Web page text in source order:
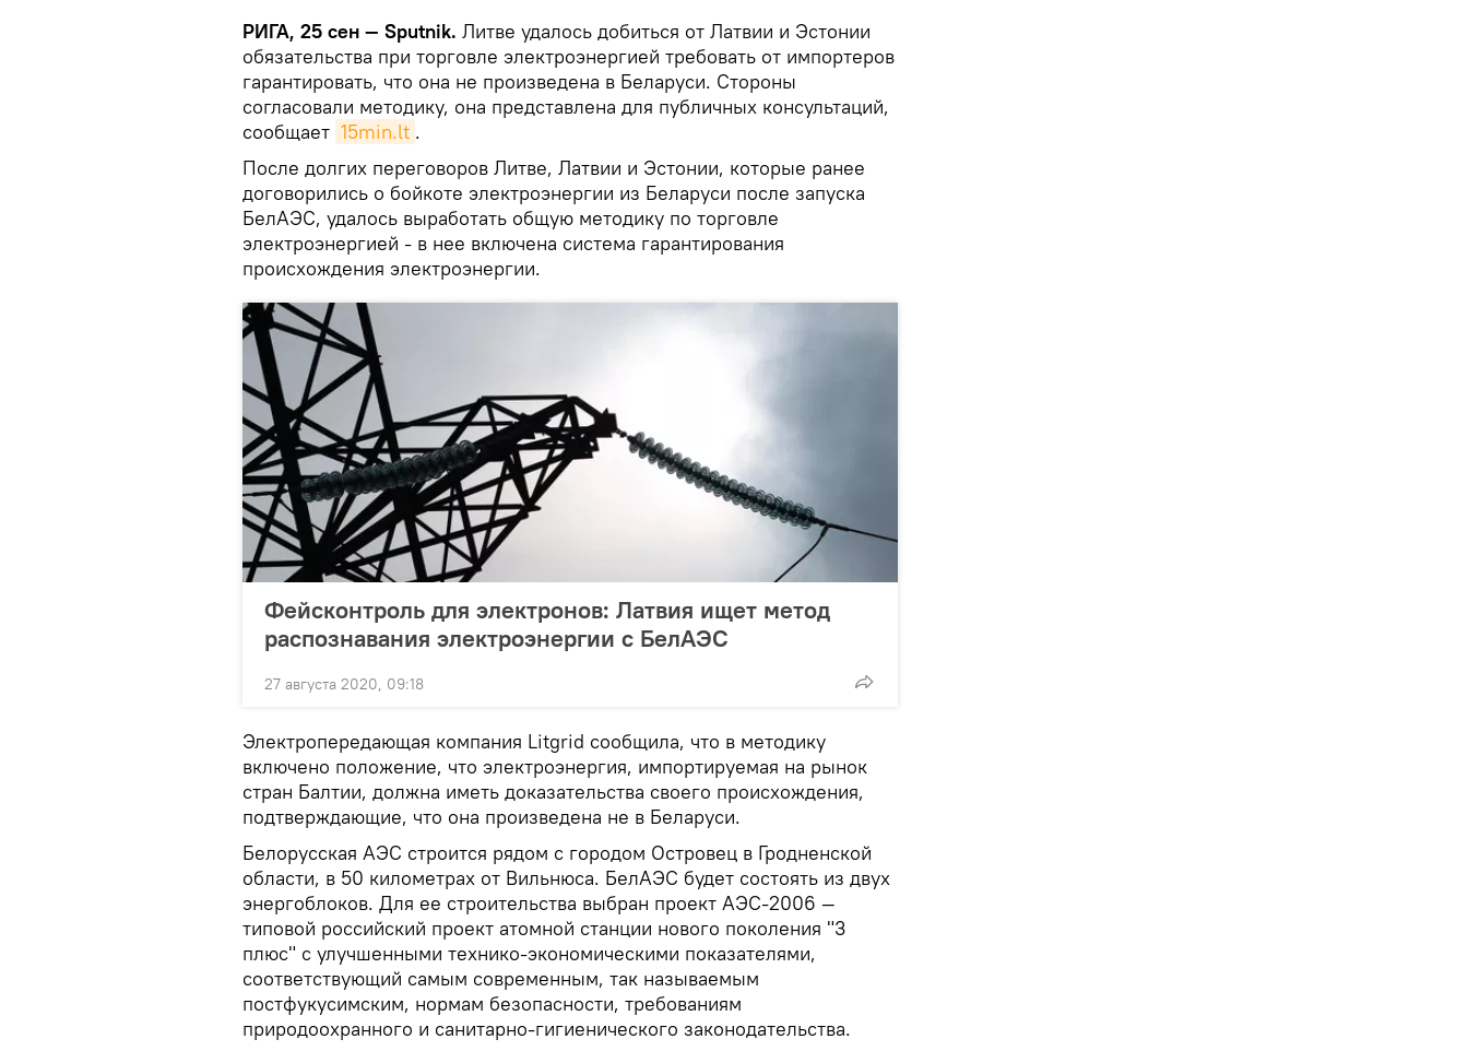
РИГА, 25 сен — Sputnik. Литве удалось добиться от Латвии и Эстонии
обязательства при торговле электроэнергией требовать от импортеров
гарантировать, что она не произведена в Беларуси. Стороны
согласовали методику, она представлена для публичных консультаций,
сообщает 15min.lt .
После долгих переговоров Литве, Латвии и Эстонии, которые ранее
договорились о бойкоте электроэнергии из Беларуси после запуска
БелАЭС, удалось выработать общую методику по торговле
электроэнергией - в нее включена система гарантирования
происхождения электроэнергии.
Фейсконтроль для электронов: Латвия ищет метод
распознавания электроэнергии с БелАЭС
27 августа 2020, 09:18
Электропередающая компания Litgrid сообщила, что в методику
включено положение, что электроэнергия, импортируемая на рынок
стран Балтии, должна иметь доказательства своего происхождения,
подтверждающие, что она произведена не в Беларуси.
Белорусская АЭС строится рядом с городом Островец в Гродненской
области, в 50 километрах от Вильнюса. БелАЭС будет состоять из двух
энергоблоков. Для ее строительства выбран проект АЭС-2006 —
типовой российский проект атомной станции нового поколения "3
плюс" с улучшенными технико-экономическими показателями,
соответствующий самым современным, так называемым
постфукусимским, нормам безопасности, требованиям
природоохранного и санитарно-гигиенического законодательства.